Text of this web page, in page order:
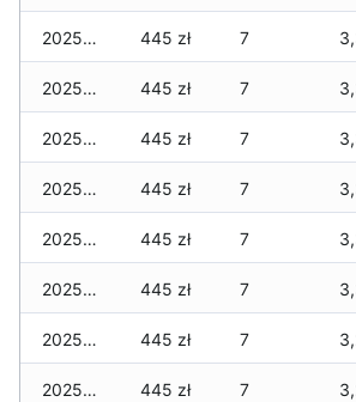
2025-12-08 445 zł 7
2025-12-07 445 zł 7
2025-12-06 445 zł 7
2025-12-05 445 zł 7
2025-12-04 445 zł 7
2025-12-03 445 zł 7
2025-12-02 445 zł 7
2025-12-01 445 zł 7